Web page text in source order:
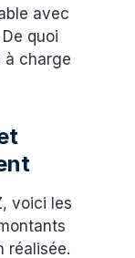
avec
quoi
à charge
voici les
réalisée.